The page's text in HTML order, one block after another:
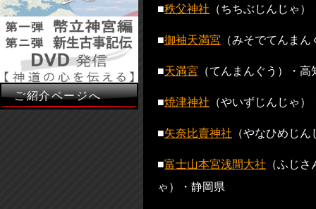
■秩父神社 （ちちぶじんじゃ）
■御袖天満宮 （みそでてんま
■天満宮 （てんまんぐう）・高
■焼津神社 （やいずじんじゃ）
■矢奈比賣神社 （やなひめじ
■富士山本宮浅間大社 （ふじ
ゃ）・静岡県
ご紹介ページへ